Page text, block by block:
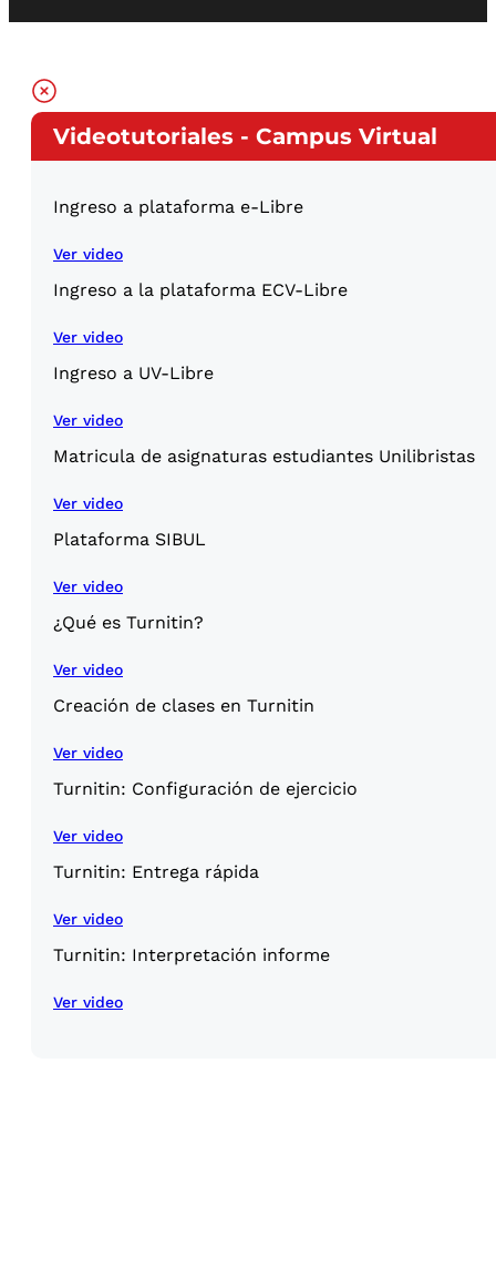
Videotutoriales - Campus Virtual
Ingreso a plataforma e-Libre
Ver video
Ingreso a la plataforma ECV-Libre
Ver video
Ingreso a UV-Libre
Ver video
Matricula de asignaturas estudiantes Unilibristas
Ver video
Plataforma SIBUL
Ver video
¿Qué es Turnitin?
Ver video
Creación de clases en Turnitin
Ver video
Turnitin: Configuración de ejercicio
Ver video
Turnitin: Entrega rápida
Ver video
Turnitin: Interpretación informe
Ver video